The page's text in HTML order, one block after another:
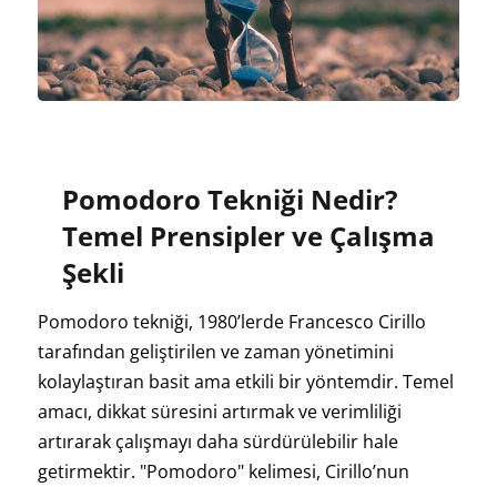
Pomodoro Tekniği Nedir?
Temel Prensipler ve Çalışma
Şekli
Pomodoro tekniği, 1980’lerde Francesco Cirillo
tarafından geliştirilen ve zaman yönetimini
kolaylaştıran basit ama etkili bir yöntemdir. Temel
amacı, dikkat süresini artırmak ve verimliliği
artırarak çalışmayı daha sürdürülebilir hale
getirmektir. "Pomodoro" kelimesi, Cirillo’nun